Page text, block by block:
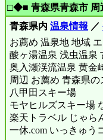
□◆■ 青森県青森市 周
青森県内 温泉情報 ／
お薦め 温泉地 地域
酸ヶ湯温泉 浅虫温泉
奥入瀬渓流温泉 黄金
周辺 お薦め 青森県の
八甲田スキー場
モヤヒルズスキー場
楽天トラベル じゃら
一休.com いっきゅう